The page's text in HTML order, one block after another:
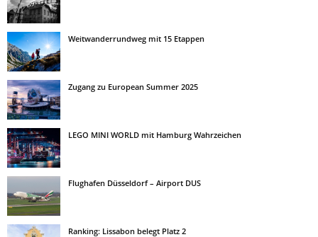
Weitwanderrundweg mit 15 Etappen
Zugang zu European Summer 2025
LEGO MINI WORLD mit Hamburg Wahrzeichen
Flughafen Düsseldorf – Airport DUS
Ranking: Lissabon belegt Platz 2